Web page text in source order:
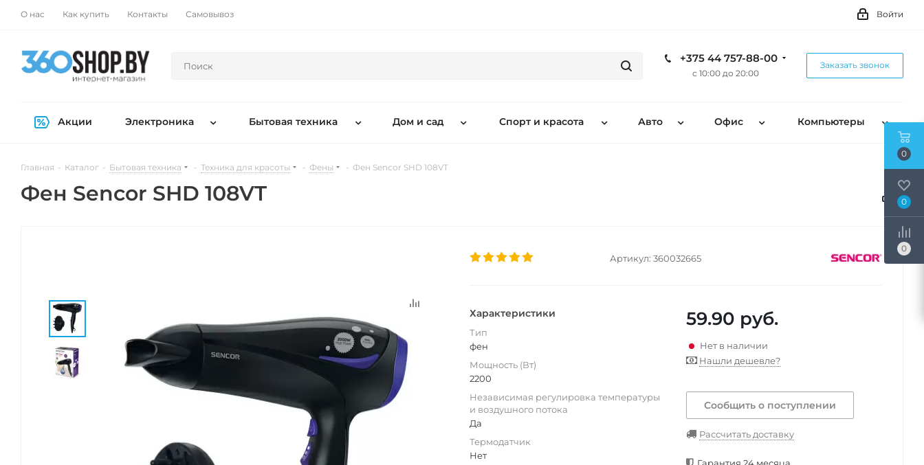
О нас Как купить Контакты Самовывоз Войти
+375 44 757-88-00
с 10:00 до 20:00
Заказать звонок
Акции Электроника Бытовая техника Дом и сад Спорт и красота Авто Офис Компьютеры
Главная - Каталог - Бытовая техника - Техника для красоты - Фены - Фен Sencor SHD 108VT
Фен Sencor SHD 108VT
Артикул: 360032665
Характеристики
Тип
фен
Мощность (Вт)
2200
Независимая регулировка температуры
и воздушного потока
Да
Термодатчик
Нет
59.90 руб.
Нет в наличии
Нашли дешевле?
Сообщить о поступлении
Рассчитать доставку
0
0
0